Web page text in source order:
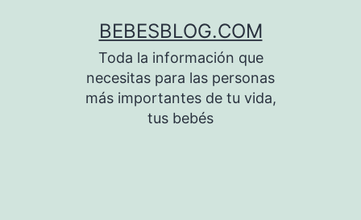
BEBESBLOG.COM
Toda la información que
necesitas para las personas
más importantes de tu vida,
tus bebés